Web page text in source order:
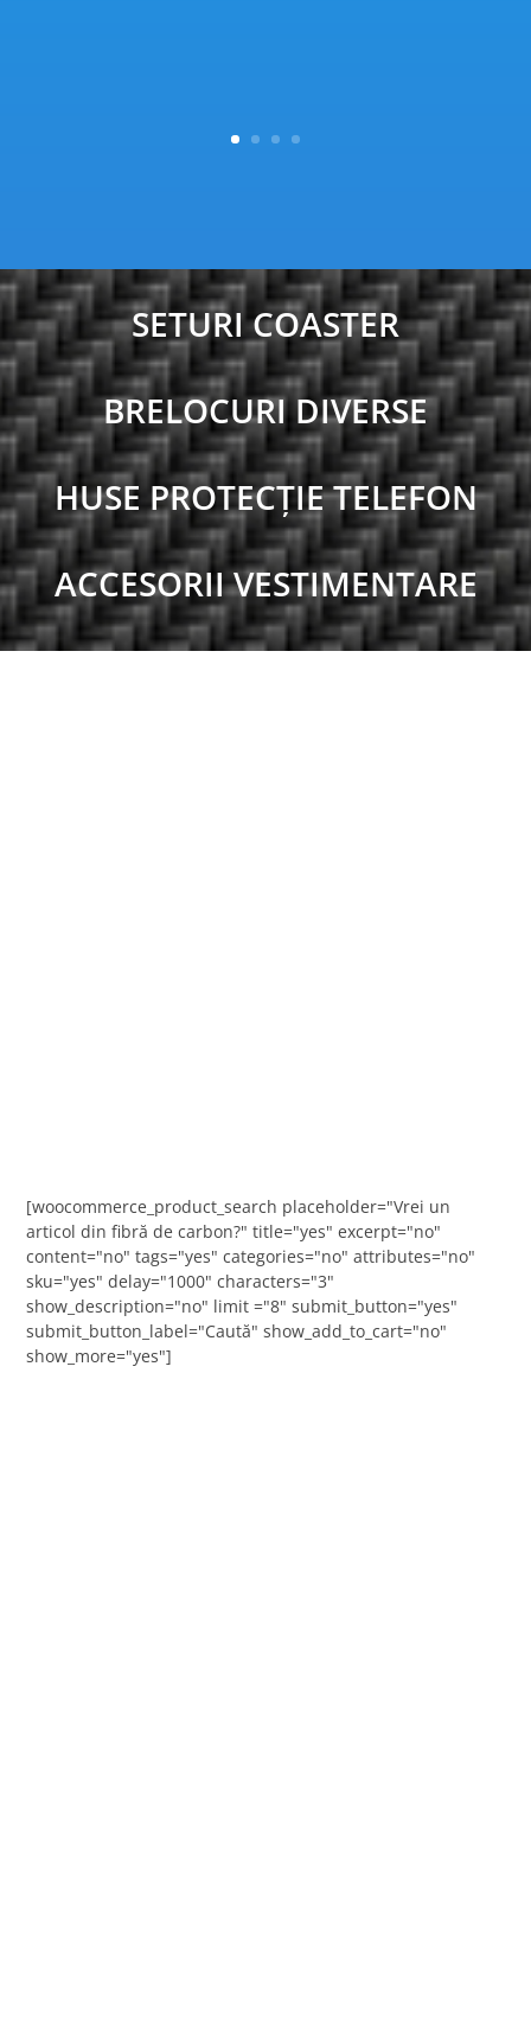
SETURI COASTER
BRELOCURI DIVERSE
HUSE PROTECȚIE TELEFON
ACCESORII VESTIMENTARE
[woocommerce_product_search placeholder="Vrei un
articol din fibră de carbon?" title="yes" excerpt="no"
content="no" tags="yes" categories="no" attributes="no"
sku="yes" delay="1000" characters="3"
show_description="no" limit ="8" submit_button="yes"
submit_button_label="Caută" show_add_to_cart="no"
show_more="yes"]